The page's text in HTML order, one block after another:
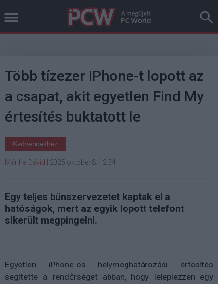
Több tízezer iPhone-t lopott az
a csapat, akit egyetlen Find My
értesítés buktatott le
Kedvencekhez
Mártha Dávid 2025 október 8. 12:34
Egy teljes bűnszervezetet kaptak el a
hatóságok, mert az egyik lopott telefont
sikerült megpingelni.
Egyetlen iPhone-os helymeghatározási értesítés
segítette a rendőrséget abban, hogy leleplezzen egy